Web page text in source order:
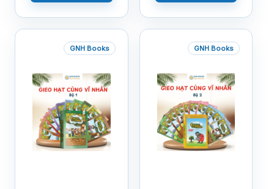
GNH Books GNH Books